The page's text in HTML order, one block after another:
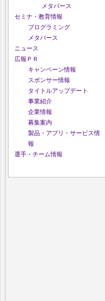
メタバース
セミナ・教育情報
プログラミング
メタバース
ニュース
広報ＰＲ
キャンペーン情報
スポンサー情報
タイトルアップデート
事業紹介
企業情報
募集案内
製品・アプリ・サービス情
報
選手・チーム情報